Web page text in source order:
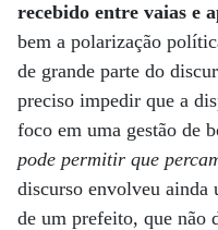
recebido entre vaias e
bem a polarização
de grande parte do
preciso impedir que a
foco em uma gestão de
pode permitir que
discurso envolveu ainda
de um prefeito, que não